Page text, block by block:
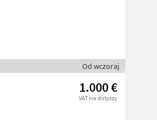
Od wczoraj
1.000 €
VAT nie dotyczy